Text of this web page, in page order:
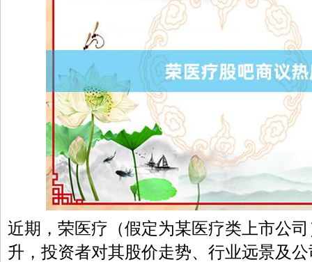
近期，荣医疗（假定为某医疗类上市公
升，投资者对其股价走势、行业远景及